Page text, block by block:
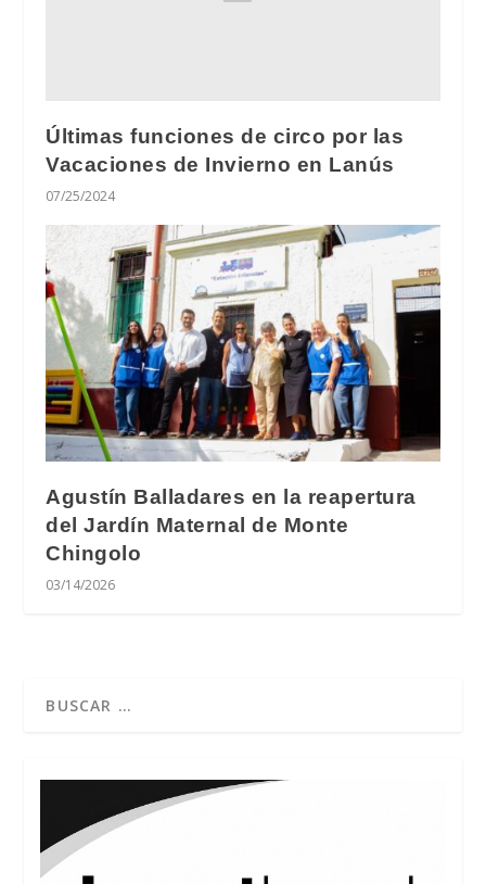
Últimas funciones de circo por las
Vacaciones de Invierno en Lanús
07/25/2024
Agustín Balladares en la reapertura
del Jardín Maternal de Monte
Chingolo
03/14/2026